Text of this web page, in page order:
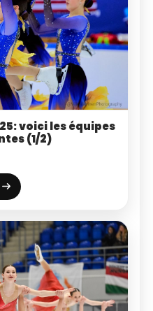
voici les équipes
(1/2)